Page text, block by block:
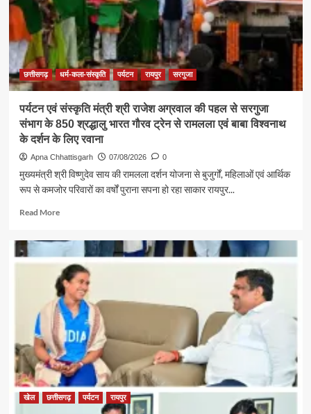
बड़ी
शक्ति
राजेश
अग्रवाल
छत्तीसगढ़ धर्म-कला-संस्कृति पर्यटन रायपुर सरगुजा
पर्यटन एवं संस्कृति मंत्री श्री राजेश अग्रवाल की पहल से सरगुजा
संभाग के 850 श्रद्धालु भारत गौरव ट्रेन से रामलला एवं बाबा विश्वनाथ
के दर्शन के लिए रवाना
Apna Chhattisgarh 07/08/2026 0
मुख्यमंत्री श्री विष्णुदेव साय की रामलला दर्शन योजना से बुजुर्गों, महिलाओं एवं आर्थिक
रूप से कमजोर परिवारों का वर्षों पुराना सपना हो रहा साकार रायपुर...
Read MoreRead
पर्यटन
एवं
संस्कृति
मंत्री
श्री
राजेश
अग्रवाल
की
पहल
से
सरगुजा
संभाग
खेल छत्तीसगढ़ पर्यटन रायपुर